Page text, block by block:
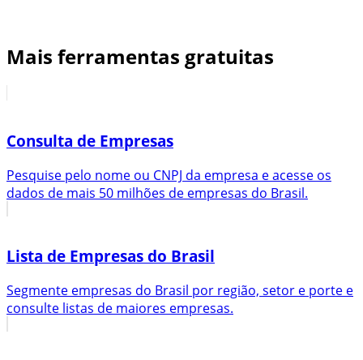
Mais ferramentas gratuitas
Consulta de Empresas
Pesquise pelo nome ou CNPJ da empresa e acesse os
dados de mais 50 milhões de empresas do Brasil.
Lista de Empresas do Brasil
Segmente empresas do Brasil por região, setor e porte e
consulte listas de maiores empresas.